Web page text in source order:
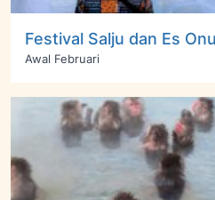
Festival Salju dan Es
Awal Februari